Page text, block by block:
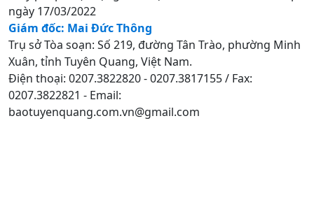
ngày 17/03/2022
Giám đốc: Mai Đức Thông
Trụ sở Tòa soạn: Số 219, đường Tân Trào, phường Minh
Xuân, tỉnh Tuyên Quang, Việt Nam.
Điện thoại: 0207.3822820 - 0207.3817155 / Fax:
0207.3822821 - Email:
baotuyenquang.com.vn@gmail.com